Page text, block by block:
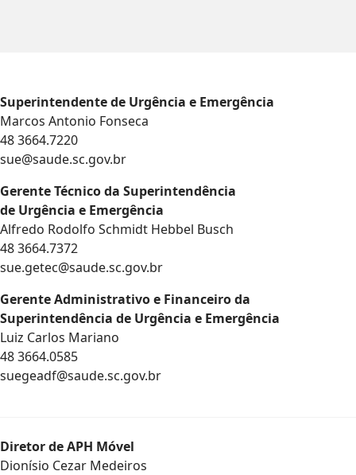
Superintendente de Urgência e Emergência
Marcos Antonio Fonseca
48 3664.7220
sue@saude.sc.gov.br
Gerente Técnico da Superintendência
de Urgência e Emergência
Alfredo Rodolfo Schmidt Hebbel Busch
48 3664.7372
sue.getec@saude.sc.gov.br
Gerente Administrativo e Financeiro da
Superintendência de Urgência e Emergência
Luiz Carlos Mariano
48 3664.0585
suegeadf@saude.sc.gov.br
Diretor de APH Móvel
Dionísio Cezar Medeiros